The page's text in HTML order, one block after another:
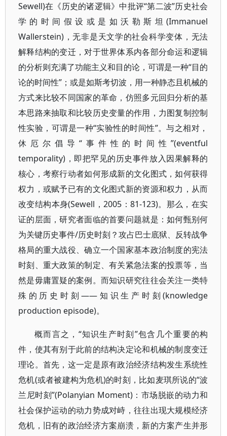
Sewell)在《历史的诸逻辑》中批评“第二波”历史社会
学的时间假设或是如沃勒斯坦(Immanuel
Wallerstein)，无非是天文学的社会科学变体，无法
解释结构的变迁，对于世界体系内各部分命运和逻辑
的分析则充满了功能主义和目的论，可谓是一种“目的
论的时间性”；或是如斯考切波，用一种静态且机械的
方式来比较不同国家的革命，仿照多元回归分析的基
本思路来抽取和比较历史变量的作用，力图复制控制
性实验，可谓是一种“实验性的时间性”。与之相对，
休厄尔倡导“事件性的时间性”(eventful
temporality)，即把罕见的历史事件放入因果解释的
核心，考察行动者如何形成新的文化图式，如何获得
权力，或赋予已有的文化图式新的资源和权力，从而
改变结构本身(Sewell，2005：81-123)。那么，在实
证的层面，研究者面临的首要问题就是：如何甄别何
为关键历史事件/历史时刻？攻占巴士底狱、反转战争
格局的重大战役、确立一个国家基本政治制度的宪法
时刻、重大政策的制定、有关紧急法案的投票等，当
然是毋庸置疑的案例。而知识研究往往会关注一类特
殊的历史时刻——知识生产时刻(knowledge
production episode)。
概而言之，“知识生产时刻”包含几个重要的构
件，使其有别于此前的结构决定论和机械的制度变迁
理论。首先，这一定是原有政治经济结构发生系统性
危机(或者被建构为危机)的时刻，比如麦琪所说的“波
兰尼时刻”(Polanyian Moment)：市场脱嵌的动力和
社会保护运动的动力势成对峙，往往出现大规模经济
危机，旧有的政治经济方案崩溃，新的方案产生并形